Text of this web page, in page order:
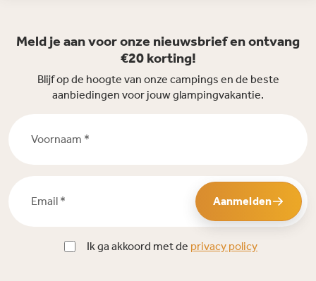
Meld je aan voor onze nieuwsbrief en ontvang
€20 korting!
Blijf op de hoogte van onze campings en de beste
aanbiedingen voor jouw glampingvakantie.
Aanmelden
Ik ga akkoord met de privacy policy